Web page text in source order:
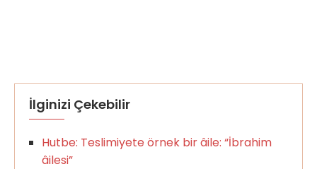
İlginizi Çekebilir
Hutbe: Teslimiyete örnek bir âile: “İbrahim
âilesi”